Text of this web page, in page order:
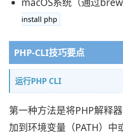
install php
PHP-CLI技巧要点
运行PHP CLI
第一种方法是将PHP解释
加到环境变量（PATH）中